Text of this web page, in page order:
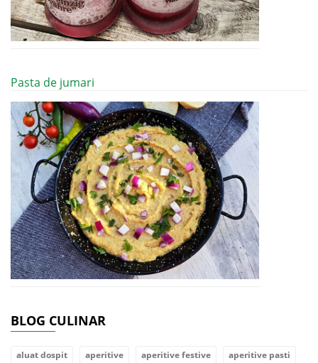
Pasta de jumari
BLOG CULINAR
aluat dospit aperitive aperitive festive
aperitive pasti